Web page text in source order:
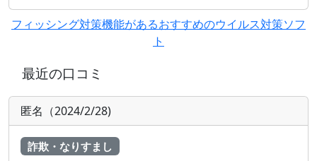
フィッシング対策機能があるおすすめのウイルス対策ソフ
ト
最近の口コミ
匿名（2024/2/28)
詐欺・なりすまし